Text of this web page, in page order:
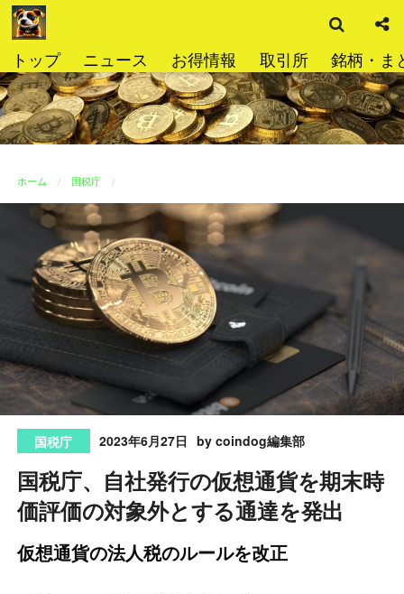
コ
ン
ン
ツ
へ
ス
プ
トップ ニュース お得情報 取引所 銘柄・ま
索
ホーム 国税庁
国税庁 2023年6月27日 by coindog編集部
国税庁、自社発行の仮想通貨を期末時
価評価の対象外とする通達を発出
仮想通貨の法人税のルールを改正